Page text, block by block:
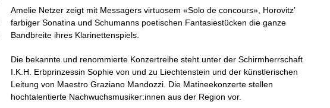
Amelie Netzer zeigt mit Messagers virtuosem «Solo de concours», Horovitz’
farbiger Sonatina und Schumanns poetischen Fantasiestücken die ganze
Bandbreite ihres Klarinettenspiels.
Die bekannte und renommierte Konzertreihe steht unter der Schirmherrschaft
I.K.H. Erbprinzessin Sophie von und zu Liechtenstein und der künstlerischen
Leitung von Maestro Graziano Mandozzi. Die Matineekonzerte stellen
hochtalentierte Nachwuchsmusiker:innen aus der Region vor.